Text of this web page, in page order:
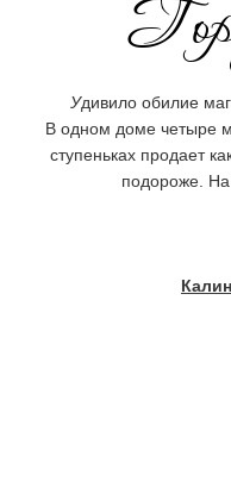
Удивило обилие
В одном доме четыре
ступеньках продает
подороже.